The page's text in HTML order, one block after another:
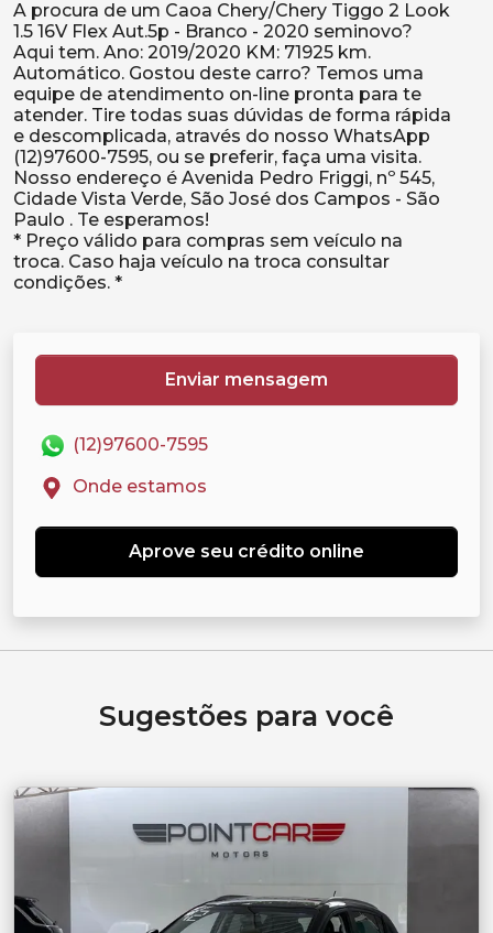
A procura de um Caoa Chery/Chery Tiggo 2 Look
1.5 16V Flex Aut.5p - Branco - 2020 seminovo?
Aqui tem. Ano: 2019/2020 KM: 71925 km.
Automático. Gostou deste carro? Temos uma
equipe de atendimento on-line pronta para te
atender. Tire todas suas dúvidas de forma rápida
e descomplicada, através do nosso WhatsApp
(12)97600-7595, ou se preferir, faça uma visita.
Nosso endereço é Avenida Pedro Friggi, nº 545,
Cidade Vista Verde, São José dos Campos - São
Paulo . Te esperamos!
* Preço válido para compras sem veículo na
troca. Caso haja veículo na troca consultar
Enviar mensagem
(12)97600-7595
Onde estamos
Aprove seu crédito online
Sugestões para você